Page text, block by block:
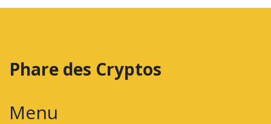
Phare des Cryptos
Menu